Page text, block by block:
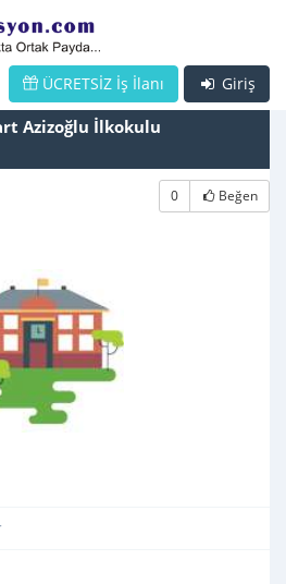
Giriş
ÜCRETSİZ İş İlanı
Azizoğlu İlkokulu
0 Beğen